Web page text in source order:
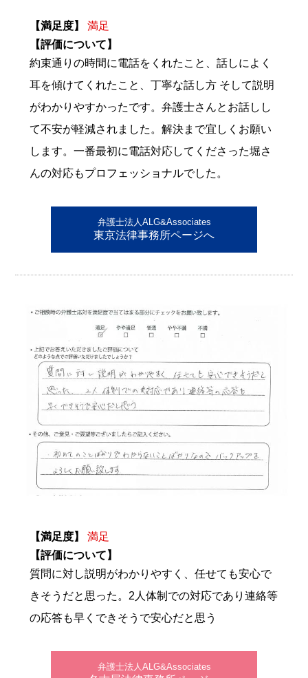
【満足度】
満足
【評価について】
約束通りの時間に電話をくれたこと、話しによく
耳を傾けてくれたこと、丁寧な話し方 そして説明
がわかりやすかったです。弁護士さんとお話しし
て不安が軽減されました。解決まで宜しくお願い
します。一番最初に電話対応してくださった堀さ
んの対応もプロフェッショナルでした。
弁護士法人ALG&Associates
東京法律事務所ページへ
【満足度】
満足
【評価について】
質問に対し説明がわかりやすく、任せても安心で
きそうだと思った。2人体制での対応であり連絡等
の応答も早くできそうで安心だと思う
弁護士法人ALG&Associates